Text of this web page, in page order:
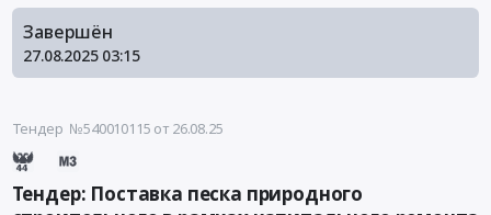
Завершён
27.08.2025 03:15
Тендер №540010115 от 26.08.25
Тендер: Поставка песка природного